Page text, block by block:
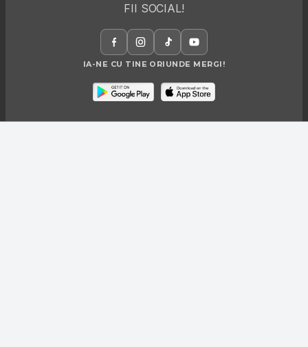
FII SOCIAL!
IA-NE CU TINE ORIUNDE MERGI!